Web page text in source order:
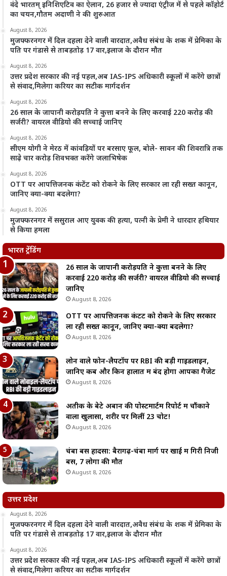
वंदे भारतम् इनिशिएटिव का ऐलान, 26 हजार से ज्यादा एंट्रीज में से पहले कॉहोर्ट
का चयन,गौतम अदाणी ने की शुरुआत
August 8, 2026
मुजफ्फरनगर में दिल दहला देने वाली वारदात,अवैध संबंध के शक में प्रेमिका के
पति पर गंडासे से ताबड़तोड़ 17 वार,इलाज के दौरान मौत
August 8, 2026
उत्तर प्रदेश सरकार की नई पहल,अब IAS-IPS अधिकारी स्कूलों में करेंगे छात्रों
से संवाद,मिलेगा करियर का सटीक मार्गदर्शन
August 8, 2026
26 साल के जापानी करोड़पति ने कुत्ता बनने के लिए करवाई 220 करोड़ की
सर्जरी? वायरल वीडियो की सच्चाई जानिए
August 8, 2026
सीएम योगी ने मेरठ में कांवड़ियों पर बरसाए फूल, बोले- सावन की शिवरात्रि तक
साढ़े चार करोड़ शिवभक्त करेंगे जलाभिषेक
August 8, 2026
OTT पर आपत्तिजनक कंटेंट को रोकने के लिए सरकार ला रही सख्त कानून,
जानिए क्या-क्या बदलेगा?
August 8, 2026
मुजफ्फरनगर में ससुराल आए युवक की हत्या, पत्नी के प्रेमी ने धारदार हथियार
से किया हमला
भारत ट्रेंडिंग
26 साल के जापानी करोड़पति ने कुत्ता बनने के लिए
करवाई 220 करोड़ की सर्जरी? वायरल वीडियो की सच्चाई
जानिए
August 8, 2026
OTT पर आपत्तिजनक कंटेंट को रोकने के लिए सरकार
ला रही सख्त कानून, जानिए क्या-क्या बदलेगा?
August 8, 2026
लोन वाले फोन-लैपटॉप पर RBI की बड़ी गाइडलाइन,
जानिए कब और किन हालात में बंद होगा आपका गैजेट
August 8, 2026
अतीक के बेटे अबान की पोस्टमार्टम रिपोर्ट में चौंकाने
वाला खुलासा, शरीर पर मिलीं 23 चोटें!
August 8, 2026
चंबा बस हादसा: बैरागढ़-चंबा मार्ग पर खाई में गिरी निजी
बस, 7 लोगों की मौत
August 8, 2026
उत्तर प्रदेश
August 8, 2026
मुजफ्फरनगर में दिल दहला देने वाली वारदात,अवैध संबंध के शक में प्रेमिका के
पति पर गंडासे से ताबड़तोड़ 17 वार,इलाज के दौरान मौत
August 8, 2026
उत्तर प्रदेश सरकार की नई पहल,अब IAS-IPS अधिकारी स्कूलों में करेंगे छात्रों
से संवाद,मिलेगा करियर का सटीक मार्गदर्शन